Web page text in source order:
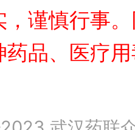
谨慎行事
药品、医疗